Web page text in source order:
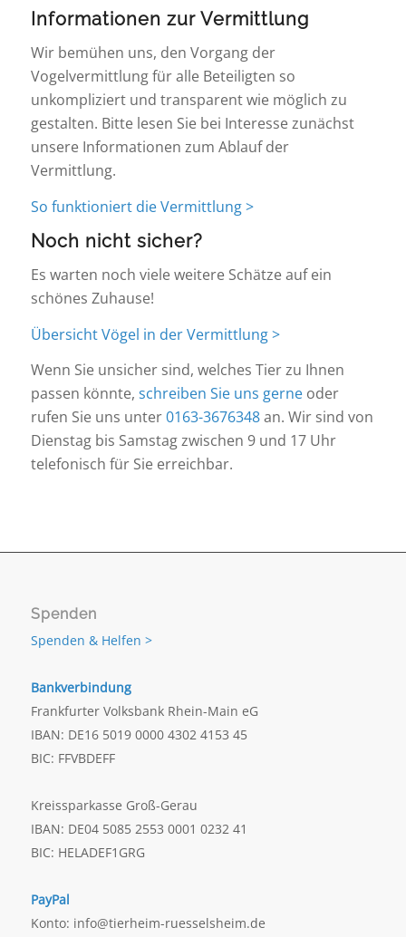
Informationen zur Vermittlung
Wir bemühen uns, den Vorgang der
Vogelvermittlung für alle Beteiligten so
unkompliziert und transparent wie möglich zu
gestalten. Bitte lesen Sie bei Interesse zunächst
unsere Informationen zum Ablauf der
Vermittlung.
So funktioniert die Vermittlung >
Noch nicht sicher?
Es warten noch viele weitere Schätze auf ein
schönes Zuhause!
Übersicht Vögel in der Vermittlung >
Wenn Sie unsicher sind, welches Tier zu Ihnen
passen könnte, schreiben Sie uns gerneoder
rufen Sie uns unter0163-3676348an. Wir sind von
Dienstag bis Samstag zwischen 9 und 17 Uhr
telefonisch für Sie erreichbar.
Spenden
Spenden & Helfen >
Bankverbindung
Frankfurter Volksbank Rhein-Main eG
IBAN: DE16 5019 0000 4302 4153 45
BIC: FFVBDEFF
Kreissparkasse Groß-Gerau
IBAN: DE04 5085 2553 0001 0232 41
BIC: HELADEF1GRG
PayPal
Konto: info@tierheim-ruesselsheim.de